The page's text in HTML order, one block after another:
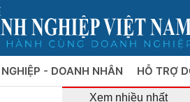
- DOANH NHÂN HỖ TRỢ
Xem nhiều nhất